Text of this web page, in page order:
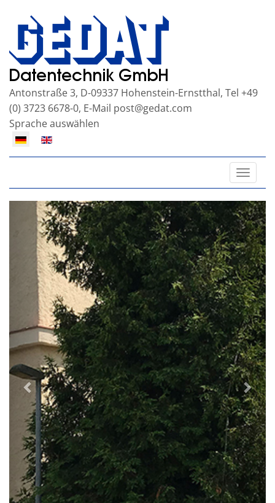
Antonstraße 3, D-09337 Hohenstein-Ernstthal, Tel +49
(0) 3723 6678-0, E-Mail post@gedat.com
Sprache auswählen
Toggle